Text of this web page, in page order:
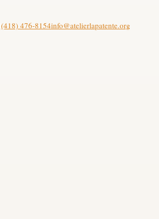
(418) 476-8154info@atelierlapatente.org